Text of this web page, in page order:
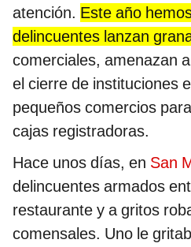
atención. Este año
delincuentes lanzan
comerciales, amenazan
el cierre de instituciones
pequeños comercios
cajas registradoras.
Hace unos días, en San
delincuentes armados
restaurante y a gritos
comensales. Uno le